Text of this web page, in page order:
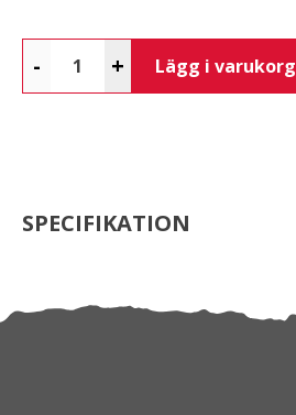
- + Lägg i varukorg
SPECIFIKATION